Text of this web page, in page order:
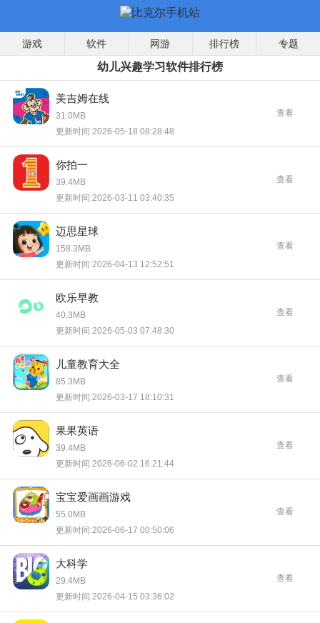
游戏 软件 网游 排行榜 专题
幼儿兴趣学习软件排行榜
美吉姆在线
31.0MB
更新时间:2026-05-18 08:28:48
查看
你拍一
39.4MB
更新时间:2026-03-11 03:40:35
查看
迈思星球
158.3MB
更新时间:2026-04-13 12:52:51
查看
欧乐早教
40.3MB
更新时间:2026-05-03 07:48:30
查看
儿童教育大全
85.3MB
更新时间:2026-03-17 18:10:31
查看
果果英语
39.4MB
更新时间:2026-06-02 16:21:44
查看
宝宝爱画画游戏
55.0MB
更新时间:2026-06-17 00:50:06
查看
大科学
29.4MB
更新时间:2026-04-15 03:36:02
查看